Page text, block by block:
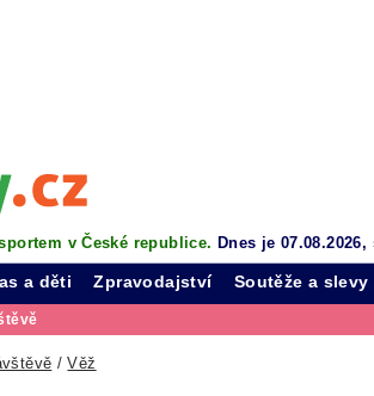
v České republice. Dnes je
a děti Zpravodajství Soutěže a slevy
/Věž